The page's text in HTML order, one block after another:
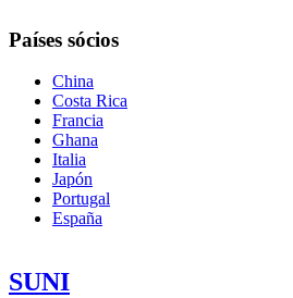
Países sócios
China
Costa Rica
Francia
Ghana
Italia
Japón
Portugal
España
SUNI